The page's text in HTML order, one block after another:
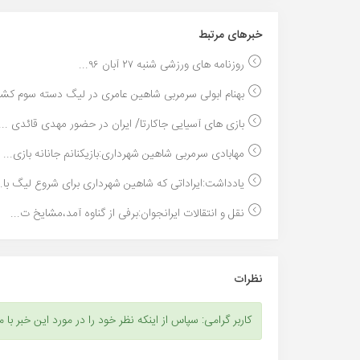
خبر‌های مرتبط
روزنامه های ورزشی شنبه ۲۷ آبان ۹۶...
بهنام ابولی سرمربی شاهین عامری در لیگ دسته سوم
بازی های آسیایی جاکارتا/ ایران در حضور مهدی قائدی ...
مهابادی سرمربی شاهین شهرداری:بازیکنانم جانانه بازی...
یادداشت:ایراداتی که شاهین شهرداری برای شروع لیگ
نقل و انتقالات ایرانجوان:برفی از گناوه آمد،مشایخ ت...
نظرات
کاربر گرامی: سپاس از اینکه نظر خود را در مورد این خبر